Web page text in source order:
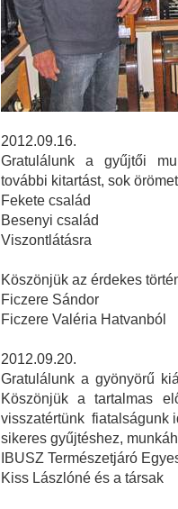
2012.09.16.
Gratulálunk a gyűjtői
további kitartást, sok
Fekete család
Besenyi család
Viszontlátásra
Köszönjük az érdekes
Ficzere Sándor
Ficzere Valéria Hatvanból
2012.09.20.
Gratulálunk a gyönyörű
Köszönjük a tartalmas
visszatértünk fiatalságunk
sikeres gyűjtéshez,
IBUSZ Természetjáró
Kiss Lászlóné és a társak